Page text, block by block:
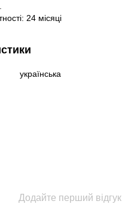
24 місяці
українська
Додайте перший відгук